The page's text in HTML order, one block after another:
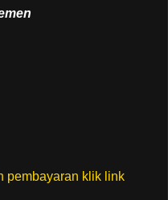
pembayaran klik link